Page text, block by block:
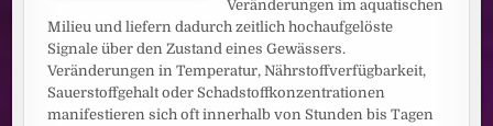
Veränderungen im aquatischen
Milieu und liefern dadurch zeitlich hochaufgelöste
Signale über den Zustand eines Gewässers.
Veränderungen in Temperatur, Nährstoffverfügbarkeit,
Sauerstoffgehalt oder Schadstoffkonzentrationen
manifestieren sich oft innerhalb von Stunden bis Tagen